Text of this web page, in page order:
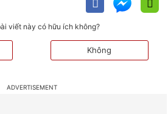
viết này có hữu ích không?
Không